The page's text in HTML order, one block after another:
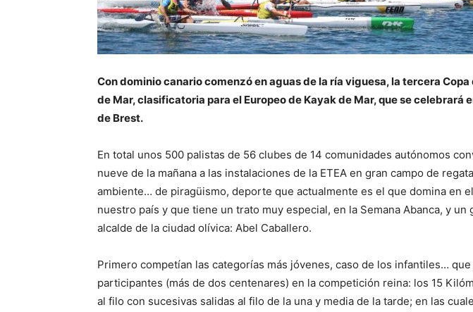
Con dominio canario comenzó en aguas de la ría viguesa, la tercera Copa
de Mar, clasificatoria para el Europeo de Kayak de Mar, que se celebrará
de Brest.
En total unos 500 palistas de 56 clubes de 14 comunidades autónomos
nueve de la mañana a las instalaciones de la ETEA en gran campo de
ambiente… de piragüismo, deporte que actualmente es el que domina en
nuestro país y que tiene un trato muy especial, en la Semana Abanca, y un
alcalde de la ciudad olívica: Abel Caballero.
Primero competían las categorías más jóvenes, caso de los infantiles…
participantes (más de dos centenares) en la competición reina: los 15
al filo con sucesivas salidas al filo de la una y media de la tarde; en las